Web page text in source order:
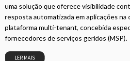
uma solução que oferece visibilidade
resposta automatizada em aplicações na
plataforma multi-tenant, concebida
fornecedores de serviços geridos (MSP).
LER MAIS